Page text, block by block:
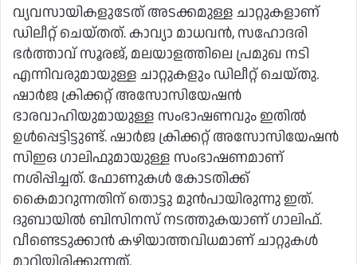
വ്യവസായികളുടേത് അടക്കമുള്ള ചാറ്റുകളാണ്
ഡിലീറ്റ് ചെയ്തത്. കാവ്യാ മാധവന്‍, സഹോദരി
ഭര്‍ത്താവ് സൂരജ്, മലയാളത്തിലെ പ്രമുഖ നടി
എന്നിവരുമായുള്ള ചാറ്റുകളും ഡിലീറ്റ് ചെയ്തു.
ഷാര്‍ജ ക്രിക്കറ്റ് അസോസിയേഷന്‍
ഭാരവാഹിയുമായുള്ള സംഭാഷണവും ഇതില്‍
ഉള്‍പ്പെട്ടിട്ടുണ്ട്. ഷാര്‍ജ ക്രിക്കറ്റ് അസോസിയേഷന്‍
സിഇഒ ഗാലിഫുമായുള്ള സംഭാഷണമാണ്
നശിപ്പിച്ചത്. ഫോണുകള്‍ കോടതിക്ക്
കൈമാറുന്നതിന് തൊട്ടു മുന്‍പായിരുന്നു ഇത്.
ദുബായില്‍ ബിസിനസ് നടത്തുകയാണ് ഗാലിഫ്.
വീണ്ടെടുക്കാന്‍ കഴിയാത്തവിധമാണ് ചാറ്റുകള്‍